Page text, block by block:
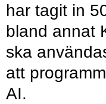
har tagit in
bland annat
ska
att
AI.